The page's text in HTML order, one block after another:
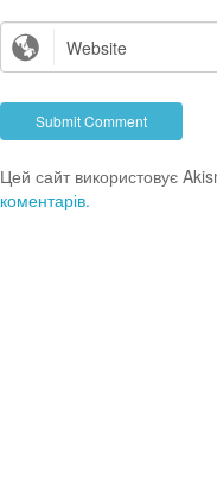
Цей сайт використовує
коментарів.